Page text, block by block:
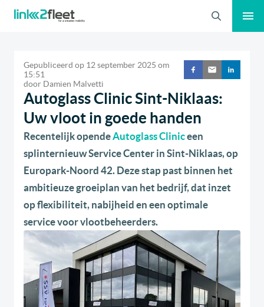
Zoeken
Gepubliceerd op 12 september 2025 om
15:51
door Damien Malvetti
Autoglass Clinic Sint-Niklaas:
Uw vloot in goede handen
Recentelijk opendeAutoglass Cliniceen
splinternieuw Service Center in Sint-Niklaas, op
Europark-Noord 42. Deze stap past binnen het
ambitieuze groeiplan van het bedrijf, dat inzet
op flexibiliteit, nabijheid en een optimale
service voor vlootbeheerders.